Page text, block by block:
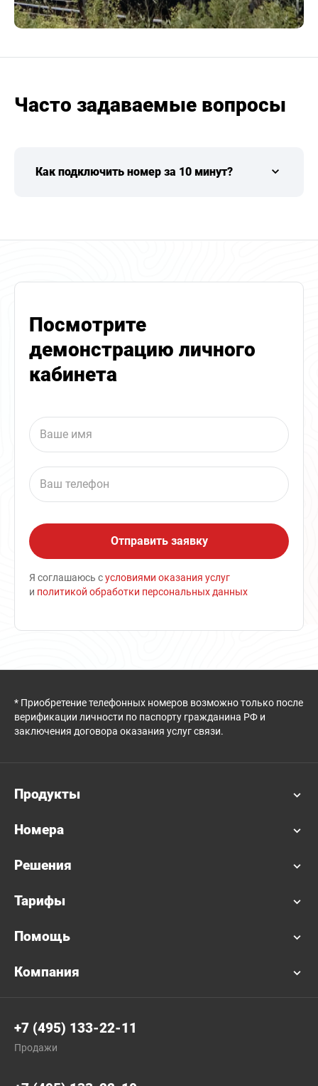
Часто задаваемые вопросы
Как подключить номер за 10 минут?
Посмотрите
демонстрацию личного
кабинета
Я соглашаюсь сусловиями оказания услуг
и политикой обработки персональных данных
* Приобретение телефонных номеров возможно только после
верификации личности по паспорту гражданина РФ и
заключения договора оказания услуг связи.
Продукты
Номера
Решения
Тарифы
Помощь
Компания
+7 (495) 133-22-11
Продажи